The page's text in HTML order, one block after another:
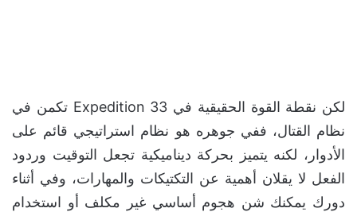
لكن نقطة القوة الحقيقية في Expedition 33 تكمن في
نظام القتال، ففي جوهره هو نظام استراتيجي قائم على
الأدوار، لكنه يتميز بحركة ديناميكية تجعل التوقيت وردود
الفعل لا يقلان أهمية عن التكتيكات والمهارات، وفي أثناء
دورك يمكنك شن هجوم أساسي غير مكلف أو استخدام